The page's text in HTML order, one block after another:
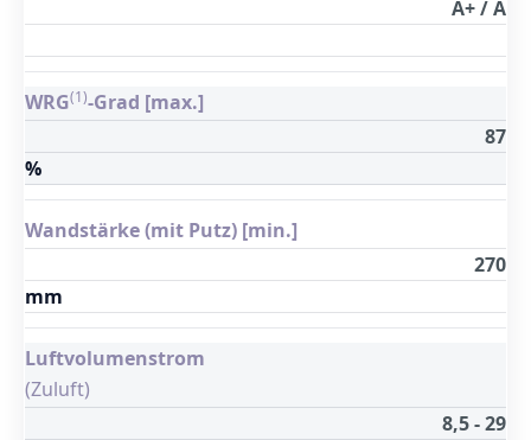
A+ / A
WRG(1)-Grad [max.]
87
%
Wandstärke (mit Putz) [min.]
270
mm
Luftvolumenstrom
(Zuluft)
8,5 - 29